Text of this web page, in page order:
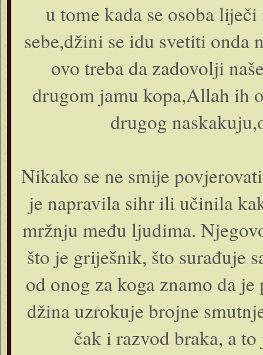
u tome kada se osoba
sebe,džini se idu svetiti
ovo treba da zadovolji
drugom jamu kopa,Allah ih
drugog
Nikako se ne smije
je napravila sihr ili učinila
mržnju među ljudima.
što je griješnik, što surađuje
od onog za koga znamo da
džina uzrokuje brojne
čak i razvod braka, a